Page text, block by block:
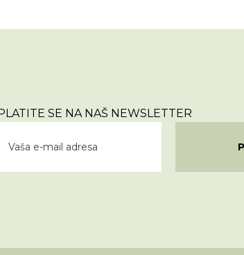
SE NA NAŠ NEWSLETTER